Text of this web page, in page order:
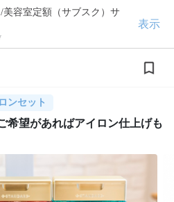
美容室定額（サブスク）サ
表示
ンセット
希望があればアイロン仕上げも